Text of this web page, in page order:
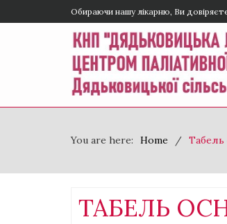
Обираючи нашу лікарню, Ви
You are here: Home
ТАБЕЛЬ